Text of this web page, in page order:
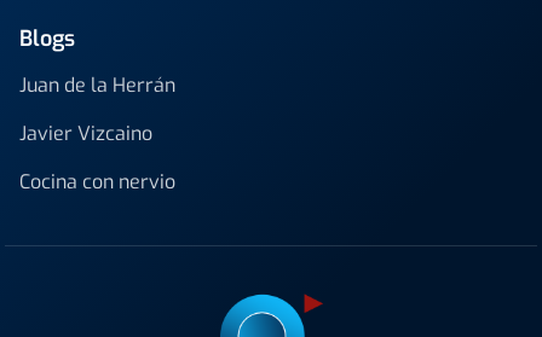
Blogs
Juan de la Herrán
Javier Vizcaino
Cocina con nervio